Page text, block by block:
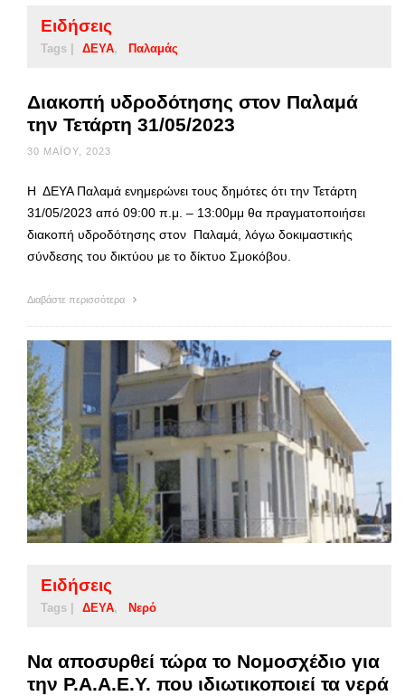
Ειδήσεις
Tags | ΔΕΥΑ Παλαμάς
Διακοπή υδροδότησης στον Παλαμά
την Τετάρτη 31/05/2023
30 ΜΑΪ́ΟΥ, 2023
Η ΔΕΥΑ Παλαμά ενημερώνει τους δημότες ότι την Τετάρτη
31/05/2023 από 09:00 π.μ. – 13:00μμ θα πραγματοποιήσει
διακοπή υδροδότησης στον Παλαμά, λόγω δοκιμαστικής
σύνδεσης του δικτύου με το δίκτυο Σμοκόβου.
Διαβάστε περισσότερα
Ειδήσεις
Tags | ΔΕΥΑ Νερό
Να αποσυρθεί τώρα το Νομοσχέδιο για
την Ρ.Α.Α.Ε.Υ. που ιδιωτικοποιεί τα νερά